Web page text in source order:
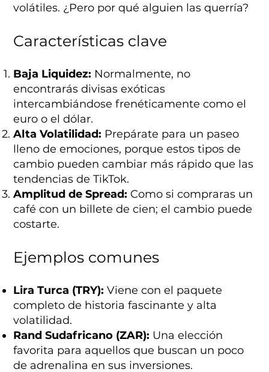
volátiles. ¿Pero por qué alguien las querría?
Características clave
Baja Liquidez: Normalmente, no
encontrarás divisas exóticas
intercambiándose frenéticamente como el
euro o el dólar.
Alta Volatilidad: Prepárate para un paseo
lleno de emociones, porque estos tipos de
cambio pueden cambiar más rápido que las
tendencias de TikTok.
Amplitud de Spread: Como si compraras un
café con un billete de cien; el cambio puede
costarte.
Ejemplos comunes
Lira Turca (TRY): Viene con el paquete
completo de historia fascinante y alta
volatilidad.
Rand Sudafricano (ZAR): Una elección
favorita para aquellos que buscan un poco
de adrenalina en sus inversiones.